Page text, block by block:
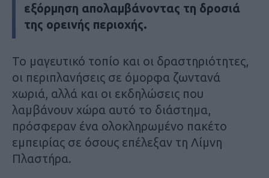
εξόρμηση απολαμβάνοντας τη δροσιά
της ορεινής περιοχής.
Το μαγευτικό τοπίο και οι δραστηριότητες,
οι περιπλανήσεις σε όμορφα ζωντανά
χωριά, αλλά και οι εκδηλώσεις που
λαμβάνουν χώρα αυτό το διάστημα,
πρόσφεραν ένα ολοκληρωμένο πακέτο
εμπειρίας σε όσους επέλεξαν τη Λίμνη
Πλαστήρα.